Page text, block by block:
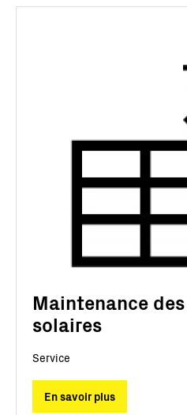
Maintenance
solaires
Service
En savoir plus